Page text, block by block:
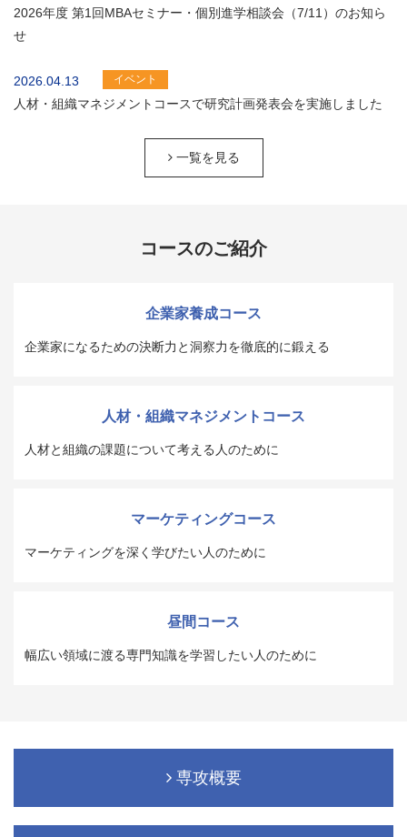
2026年度 第1回MBAセミナー・個別進学相談会（7/11）のお知ら
せ
2026.04.13 イベント
人材・組織マネジメントコースで研究計画発表会を実施しました
一覧を見る
コースのご紹介
企業家養成コース
企業家になるための決断力と洞察力を徹底的に鍛える
人材・組織マネジメントコース
人材と組織の課題について考える人のために
マーケティングコース
マーケティングを深く学びたい人のために
昼間コース
幅広い領域に渡る専門知識を学習したい人のために
専攻概要